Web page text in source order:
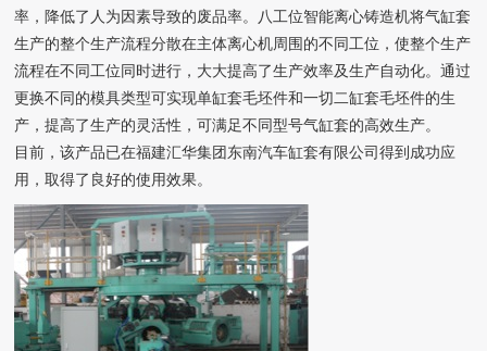
率，降低了人为因素导致的废品率。八工位智能离心铸造机将气缸套
生产的整个生产流程分散在主体离心机周围的不同工位，使整个生产
流程在不同工位同时进行，大大提高了生产效率及生产自动化。通过
更换不同的模具类型可实现单缸套毛坯件和一切二缸套毛坯件的生
产，提高了生产的灵活性，可满足不同型号气缸套的高效生产。
目前，该产品已在福建汇华集团东南汽车缸套有限公司得到成功应
用，取得了良好的使用效果。